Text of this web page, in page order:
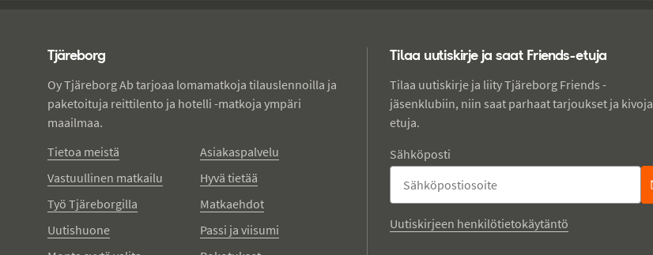
Tjäreborg
Oy Tjäreborg Ab tarjoaa lomamatkoja tilauslennoilla ja
paketoituja reittilento ja hotelli -matkoja ympäri
maailmaa.
Tietoa meistä
Vastuullinen matkailu
Työ Tjäreborgilla
Uutishuone
Asiakaspalvelu
Hyvä tietää
Matkaehdot
Passi ja viisumi
Tilaa uutiskirje ja saat Friends-etuja
Tilaa uutiskirje ja liity Tjäreborg Friends -
jäsenklubiin, niin saat parhaat tarjoukset ja kivoja
etuja.
Sähköposti
Uutiskirjeen henkilötietokäytäntö